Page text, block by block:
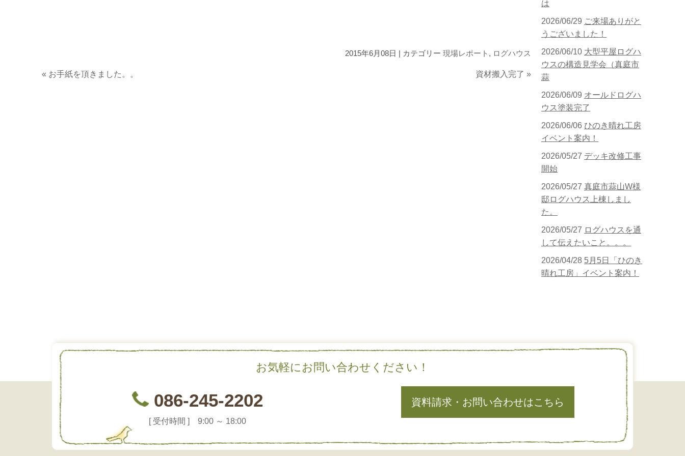
2015年6月08日 | カテゴリー 現場レポート , ログハウス
« お手紙を頂きました。。 資材搬入完了 »
は
2026/06/29 ご来場ありがと
うございました！
2026/06/10 大型平屋ログハ
ウスの構造見学会（真庭市
蒜
2026/06/09 オールドログハ
ウス塗装完了
2026/06/06 ひのき晴れ工房
イベント案内！
2026/05/27 デッキ改修工事
開始
2026/05/27 真庭市蒜山W様
邸ログハウス上棟しまし
た。
2026/05/27 ログハウスを通
して伝えたいこと。。。
2026/04/28 5月5日「ひのき
晴れ工房」イベント案内！
お気軽にお問い合わせください！
086-245-2202
[ 受付時間 ] 9:00 ～ 18:00
資料請求・お問い合わせはこちら